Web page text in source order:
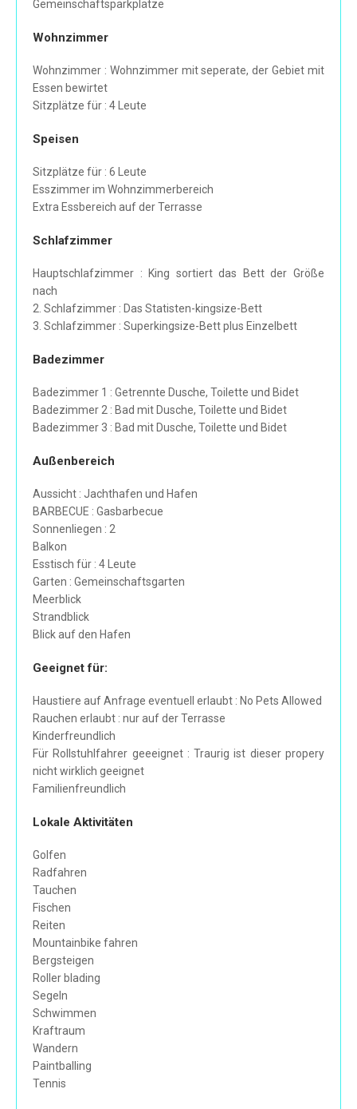
Gemeinschaftsparkplätze
Wohnzimmer
Wohnzimmer : Wohnzimmer mit seperate, der Gebiet mit
Essen bewirtet
Sitzplätze für : 4 Leute
Speisen
Sitzplätze für : 6 Leute
Esszimmer im Wohnzimmerbereich
Extra Essbereich auf der Terrasse
Schlafzimmer
Hauptschlafzimmer : King sortiert das Bett der Größe
nach
2. Schlafzimmer : Das Statisten-kingsize-Bett
3. Schlafzimmer : Superkingsize-Bett plus Einzelbett
Badezimmer
Badezimmer 1 : Getrennte Dusche, Toilette und Bidet
Badezimmer 2 : Bad mit Dusche, Toilette und Bidet
Badezimmer 3 : Bad mit Dusche, Toilette und Bidet
Außenbereich
Aussicht : Jachthafen und Hafen
BARBECUE : Gasbarbecue
Sonnenliegen : 2
Balkon
Esstisch für : 4 Leute
Garten : Gemeinschaftsgarten
Meerblick
Strandblick
Blick auf den Hafen
Geeignet für:
Haustiere auf Anfrage eventuell erlaubt : No Pets Allowed
Rauchen erlaubt : nur auf der Terrasse
Kinderfreundlich
Für Rollstuhlfahrer geeeignet : Traurig ist dieser propery
nicht wirklich geeignet
Familienfreundlich
Lokale Aktivitäten
Golfen
Radfahren
Tauchen
Fischen
Reiten
Mountainbike fahren
Bergsteigen
Roller blading
Segeln
Schwimmen
Kraftraum
Wandern
Paintballing
Tennis